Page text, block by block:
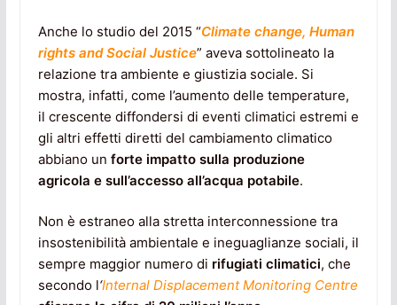
Anche lo studio del 2015 “Climate change, Human
rights and Social Justice” aveva sottolineato la
relazione tra ambiente e giustizia sociale. Si
mostra, infatti, come l’aumento delle temperature,
il crescente diffondersi di eventi climatici estremi e
gli altri effetti diretti del cambiamento climatico
abbiano un forte impatto sulla produzione
agricola e sull’accesso all’acqua potabile.
Non è estraneo alla stretta interconnessione tra
insostenibilità ambientale e ineguaglianze sociali, il
sempre maggior numero di rifugiati climatici, che
secondo l‘Internal Displacement Monitoring Centre